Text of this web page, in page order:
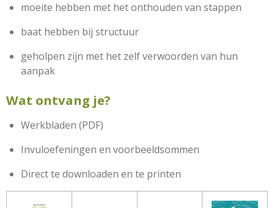
moeite hebben met het onthouden van stappen
baat hebben bij structuur
geholpen zijn met het zelf verwoorden van hun
aanpak
Wat ontvang je?
Werkbladen (PDF)
Invuloefeningen en voorbeeldsommen
Direct te downloaden en te printen